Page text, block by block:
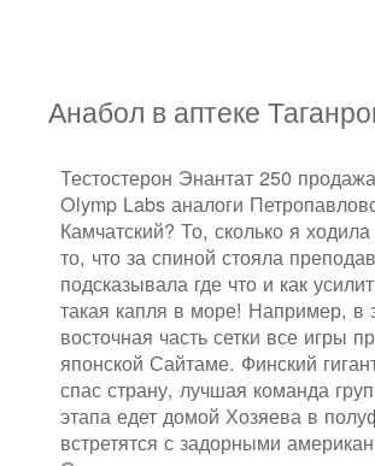
Анабол в аптеке
Тестостерон Энантат 250
Olymp Labs аналоги
Камчатский? То, сколько я
то, что за спиной стояла
подсказывала где что и как
такая капля в море! Например, в
восточная часть сетки все игры
японской Сайтаме. Финский
спас страну, лучшая команда
этапа едет домой Хозяева в
встретятся с задорными